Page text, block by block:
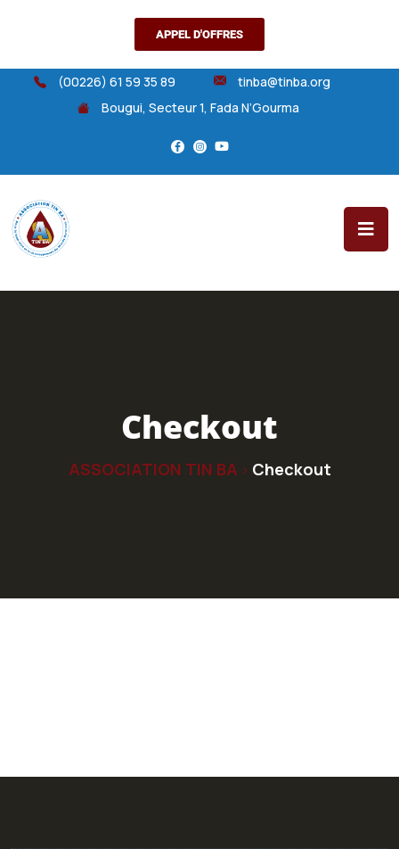
APPEL D'OFFRES
(00226) 61 59 35 89
tinba@tinba.org
Bougui, Secteur 1, Fada N’Gourma
Checkout
ASSOCIATION TIN BA > Checkout